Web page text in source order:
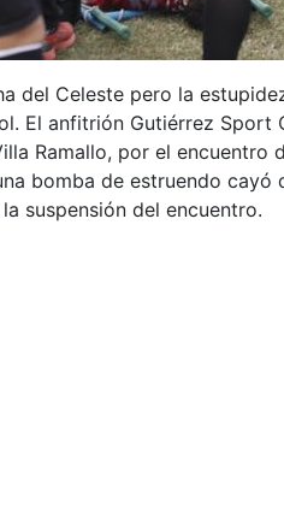
del Celeste pero la
El anfitrión Gutiérrez Sport
Ramallo, por el encuentro
bomba de estruendo cayó
suspensión del encuentro.